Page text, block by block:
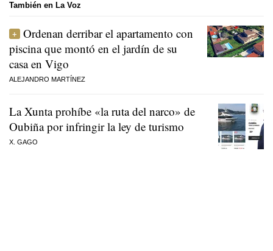
También en La Voz
Ordenan derribar el apartamento con
piscina que montó en el jardín de su
casa en Vigo
ALEJANDRO MARTÍNEZ
La Xunta prohíbe «la ruta del narco» de
Oubiña por infringir la ley de turismo
X. GAGO